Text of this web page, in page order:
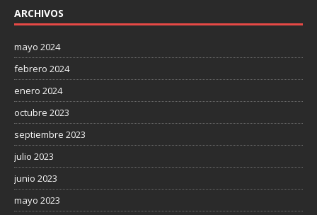
ARCHIVOS
mayo 2024
febrero 2024
enero 2024
octubre 2023
septiembre 2023
julio 2023
junio 2023
mayo 2023